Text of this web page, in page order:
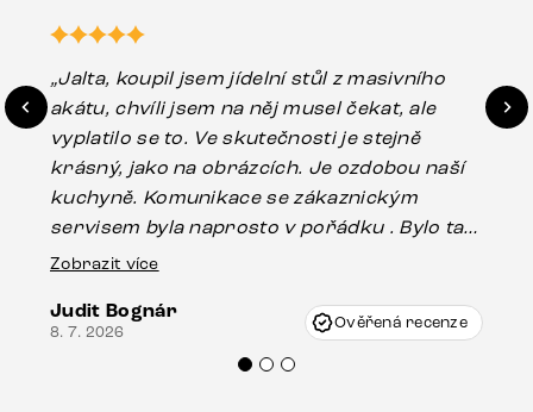
„Jalta, koupil jsem jídelní stůl z masivního
akátu, chvíli jsem na něj musel čekat, ale
vyplatilo se to. Ve skutečnosti je stejně
krásný, jako na obrázcích. Je ozdobou naší
kuchyně. Komunikace se zákaznickým
servisem byla naprosto v pořádku . Bylo tam
drobné poškození u nohy stolu, které mohlo
Vincze mi velmi korektně vyšli vstříc.
Doporučuji produkty Delife všem.“
Zobrazit více
Judit Bognár
8. 7. 2026 Ověřená recenze